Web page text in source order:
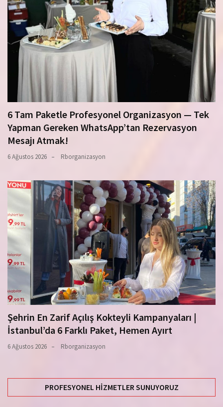
6 Tam Paketle Profesyonel Organizasyon — Tek
Yapman Gereken WhatsApp’tan Rezervasyon
Mesajı Atmak!
6 Ağustos 2026 Rborganizasyon
Şehrin En Zarif Açılış Kokteyli Kampanyaları |
İstanbul’da 6 Farklı Paket, Hemen Ayırt
6 Ağustos 2026 Rborganizasyon
PROFESYONEL HIZMETLER SUNUYORUZ